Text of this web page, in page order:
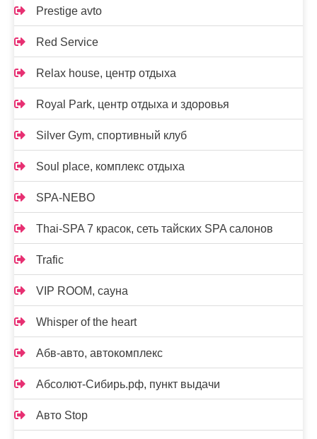
Prestige avto
Red Service
Relax house, центр отдыха
Royal Park, центр отдыха и здоровья
Silver Gym, спортивный клуб
Soul place, комплекс отдыха
SPA-NEBO
Thai-SPA 7 красок, сеть тайских SPA салонов
Trafic
VIP ROOM, сауна
Whisper of the heart
Абв-авто, автокомплекс
Абсолют-Сибирь.рф, пункт выдачи
Авто Stop